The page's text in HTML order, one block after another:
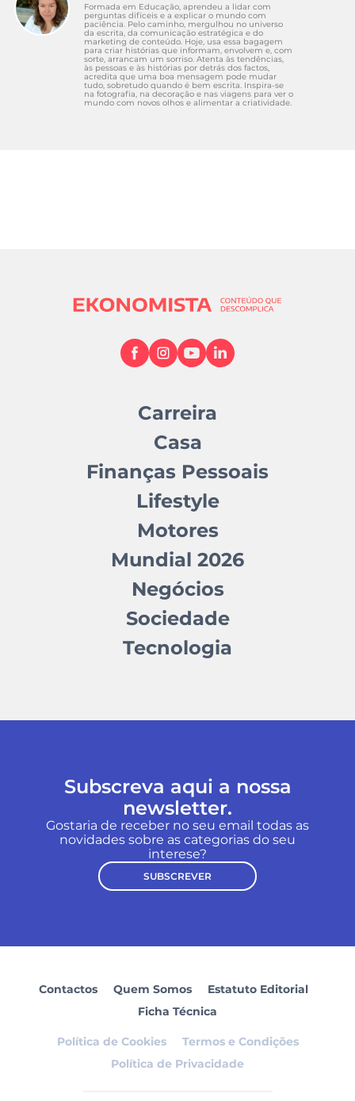
Formada em Educação, aprendeu a lidar com
perguntas difíceis e a explicar o mundo com
paciência. Pelo caminho, mergulhou no universo
da escrita, da comunicação estratégica e do
marketing de conteúdo. Hoje, usa essa bagagem
para criar histórias que informam, envolvem e, com
sorte, arrancam um sorriso. Atenta às tendências,
às pessoas e às histórias por detrás dos factos,
acredita que uma boa mensagem pode mudar
tudo, sobretudo quando é bem escrita. Inspira-se
na fotografia, na decoração e nas viagens para ver o
mundo com novos olhos e alimentar a criatividade.
Carreira
Casa
Finanças Pessoais
Lifestyle
Motores
Mundial 2026
Negócios
Sociedade
Tecnologia
Subscreva aqui a nossa
newsletter.
Gostaria de receber no seu email todas as
novidades sobre as categorias do seu
interese?
SUBSCREVER
Contactos Quem Somos
Estatuto Editorial
Ficha Técnica
Política de Cookies
Termos e Condições
Política de Privacidade